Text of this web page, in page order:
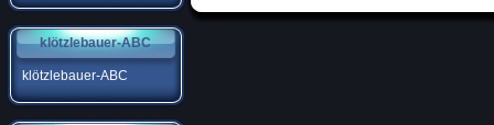
klötzlebauer-ABC
klötzlebauer-ABC